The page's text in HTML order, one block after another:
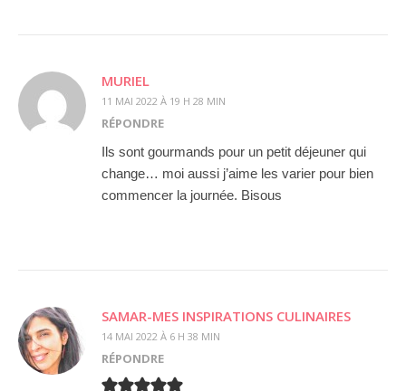
MURIEL
11 MAI 2022 À 19 H 28 MIN
RÉPONDRE
Ils sont gourmands pour un petit déjeuner qui
change… moi aussi j’aime les varier pour bien
commencer la journée. Bisous
SAMAR-MES INSPIRATIONS CULINAIRES
14 MAI 2022 À 6 H 38 MIN
RÉPONDRE